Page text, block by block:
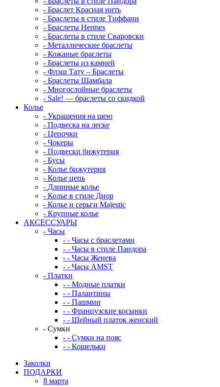
- Браслет Красная нить
- Браслеты в стиле Тиффани
- Браслеты Hermes
- Браслеты в стиле Сваровски
- Металлические браслеты
- Кожаные браслеты
- Браслеты из камней
- Флэш Тату – Браслеты
- Браслеты Шамбала
- Многослойные браслеты
- Sale! — браслеты со скидкой
Колье
- Украшения на шею
- Подвеска на леске
- Цепочки
- Чокеры
- Подвески бижутерия
- Бусы
- Колье бижутерия
- Колье цепь
- Длинные колье
- Колье в стиле Диор
- Колье и серьги Majestic
- Крупные колье
АКСЕССУАРЫ
- Часы
- - Часы с браслетами
- - Часы в стиле Пандора
- - Часы Женева
- - Часы AMST
- Платки
- - Модные платки
- - Палантины
- - Пашмин
- - Французские косынки
- - Шейный платок женский
- Сумки
- - Сумки на пояс
- - Кошельки
Заколки
ПОДАРКИ
8 марта